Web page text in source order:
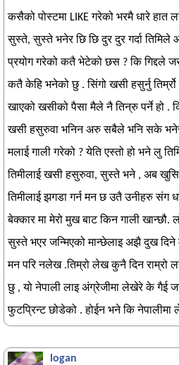
कसैको पोस्टमा LIKE गरेको भरमै धारे हात
सुस्ते, सुस्ते भनेर छि छि दुर दुर गर्दा तिमिले
प्रयोग गरेको कतै भेटेको छस ? कि गिद्दले
कतै केहि भनेको छु . सिंगो खसी हसुर्नु
खाएको खसीको पैसा मैले नै तिन्रु पर्ने हो .
खसी हसुरुवा भनिन अरु सबैले भनि सके भनेर
मलाई गाली गरेको ? येति एस्तो हो भने लु
तिमीलाई खसी हसुरुवा, सुस्ते भने , अब
तिमीलाई झगडा गर्न मन छ उतै उनीहरु संग
बेक्कार मा मेरो मुख बाट किन गाली खान्छौ.
सुस्ते भएर जन्मिएको मान्छेलाइ अझै दुख दिने
मन परि नलेख .तिम्रो लेख कुनै दिन राम्रो
छु , यो नेपाली लाइ अंग्रेजीमा लेखेरे के गैई
फुटप्रिन्ट छोडेको . होईन भने कि
logan